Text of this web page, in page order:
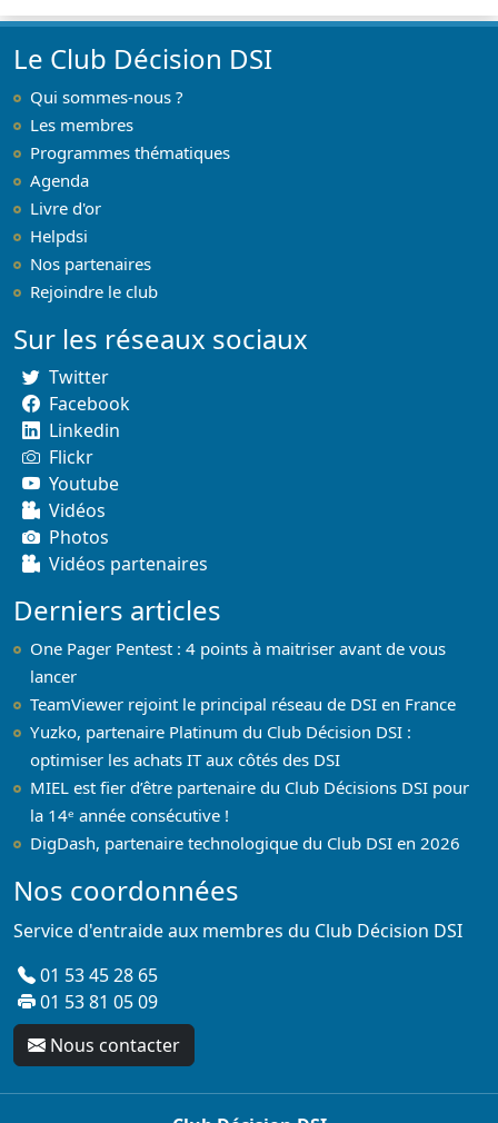
masse vers l’IA
Le Club Décision DSI
Qui sommes-nous ?
Les membres
Programmes thématiques
Agenda
Livre d'or
Helpdsi
Nos partenaires
Rejoindre le club
Sur les réseaux sociaux
Twitter
Facebook
Linkedin
Flickr
Youtube
Vidéos
Photos
Vidéos partenaires
Derniers articles
One Pager Pentest : 4 points à maitriser avant de vous
lancer
TeamViewer rejoint le principal réseau de DSI en France
Yuzko, partenaire Platinum du Club Décision DSI :
optimiser les achats IT aux côtés des DSI
MIEL est fier d’être partenaire du Club Décisions DSI pour
la 14ᵉ année consécutive !
DigDash, partenaire technologique du Club DSI en 2026
Nos coordonnées
Service d'entraide aux membres du Club Décision DSI
01 53 45 28 65
01 53 81 05 09
Nous contacter